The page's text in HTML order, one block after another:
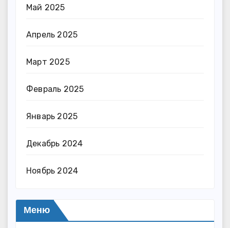
Май 2025
Апрель 2025
Март 2025
Февраль 2025
Январь 2025
Декабрь 2024
Ноябрь 2024
Меню